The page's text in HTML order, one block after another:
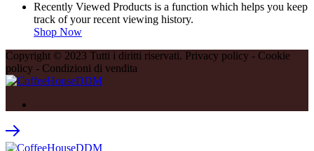
Recently Viewed Products is a function which helps you keep
track of your recent viewing history.
Shop Now
Copyright © 2023 Tutti i diritti riservati. Privacy policy - Cookie
policy - Condizioni di vendita